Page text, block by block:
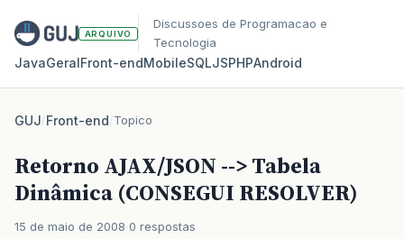
ARQUIVO
Discussoes de Programacao e
Tecnologia
JavaGeralFront‑endMobileSQLJSPHPAndroid
GUJ/Front-end/Topico
Retorno AJAX/JSON --> Tabela
Dinâmica (CONSEGUI RESOLVER)
15 de maio de 2008 0 respostas